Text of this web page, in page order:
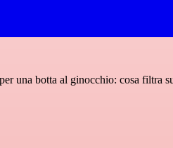
una botta al ginocchio: cosa filtra